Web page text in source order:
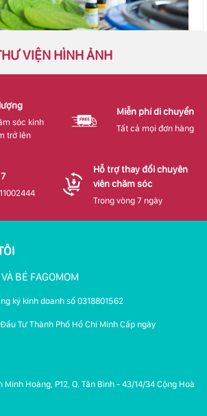
VIỆN HÌNH ẢNH
sóc kinh
trở lên
Miễn phí di chuyển
Tất cả mọi đơn hàng
Hỗ trợ thay đổi chuyên
viên chăm sóc
Trong vòng 7 ngày
BÉ FAGOMOM
ký kinh doanh số 0318801562
Tư Thành Phố Hồ Chí Minh Cấp ngày
Hoàng, P12, Q. Tân Bình - 43/14/34 Cộng Hoà